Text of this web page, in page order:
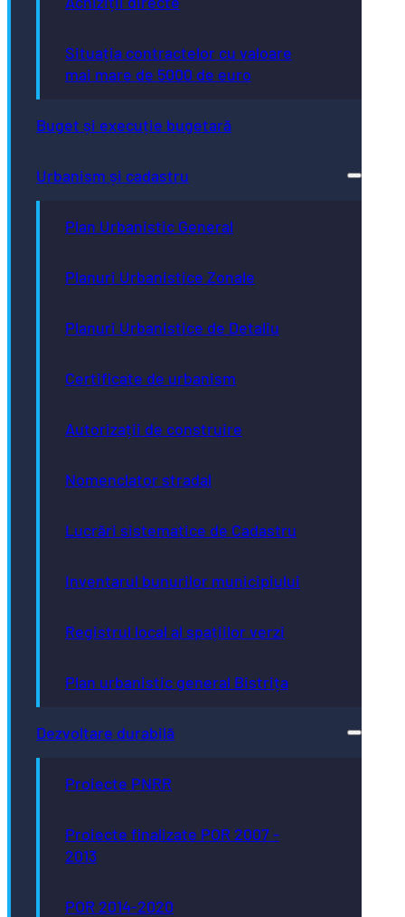
Situația contractelor cu valoare
mai mare de 5000 de euro
Buget și execuție bugetară
Urbanism și cadastru
Plan Urbanistic General
Planuri Urbanistice Zonale
Planuri Urbanistice de Detaliu
Certificate de urbanism
Autorizații de construire
Nomenclator stradal
Lucrări sistematice de Cadastru
Inventarul bunurilor municipiului
Registrul local al spațiilor verzi
Plan urbanistic general Bistrița
Dezvoltare durabilă
Proiecte PNRR
Proiecte finalizate POR 2007 -
2013
POR 2014-2020